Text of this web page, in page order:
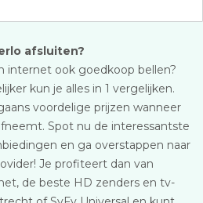
afsluiten?
internet ook goedkoop bellen?
kun je alles in 1 vergelijken.
voordelige prijzen wanneer
Spot nu de interessantste
en ga overstappen naar
Je profiteert dan van
de beste HD zenders en tv-